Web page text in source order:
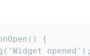
{
opened');